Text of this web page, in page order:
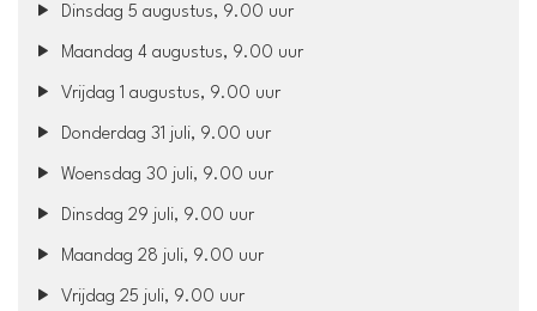
Dinsdag 5 augustus, 9.00 uur
Maandag 4 augustus, 9.00 uur
Vrijdag 1 augustus, 9.00 uur
Donderdag 31 juli, 9.00 uur
Woensdag 30 juli, 9.00 uur
Dinsdag 29 juli, 9.00 uur
Maandag 28 juli, 9.00 uur
Vrijdag 25 juli, 9.00 uur